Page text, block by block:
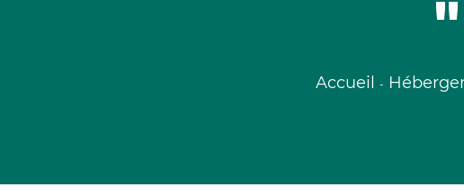
Accueil